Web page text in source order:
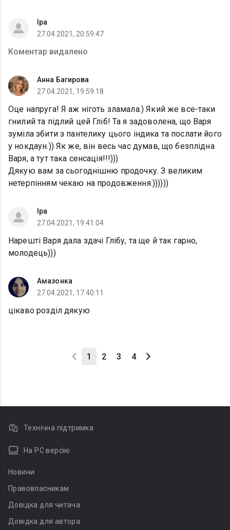
Іра
27.04.2021, 20:59:47
Коментар видалено
Анна Багирова
27.04.2021, 19:59:18
Оце напруга! Я аж ніготь зламала.) Який же все-таки
гнилий та підлий цей Гліб! Та я задоволена, що Варя
зуміла збити з пантелику цього індика та послати його
у нокдаун.)) Як же, він весь час думав, що безплідна
Варя, а тут така сенсація!!!)))
Дякую вам за сьогоднішню продочку. З великим
нетерпінням чекаю на продовження.))))))
Іра
27.04.2021, 19:41:04
Нарешті Варя дала здачі Глібу, та ще й так гарно,
молодець)))
Амазонка
27.04.2021, 17:40:11
цікаво розділ дякую
1 2 3 4
Технічна підтримка
На PC версію
Новини
Правовласникам
Довідка для читача
Довідка для автора